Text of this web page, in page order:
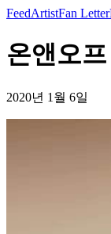
FeedArtistFan Letter
온앤오
2020년 1월 6일